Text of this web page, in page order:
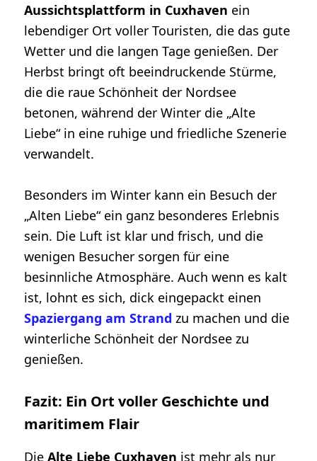
Aussichtsplattform in Cuxhaven ein
lebendiger Ort voller Touristen, die das gute
Wetter und die langen Tage genießen. Der
Herbst bringt oft beeindruckende Stürme,
die die raue Schönheit der Nordsee
betonen, während der Winter die „Alte
Liebe“ in eine ruhige und friedliche Szenerie
verwandelt.
Besonders im Winter kann ein Besuch der
„Alten Liebe“ ein ganz besonderes Erlebnis
sein. Die Luft ist klar und frisch, und die
wenigen Besucher sorgen für eine
besinnliche Atmosphäre. Auch wenn es kalt
ist, lohnt es sich, dick eingepackt einen
Spaziergang am Strand zu machen und die
winterliche Schönheit der Nordsee zu
genießen.
Fazit: Ein Ort voller Geschichte und
maritimem Flair
DieAlte Liebe Cuxhaven ist mehr als nur